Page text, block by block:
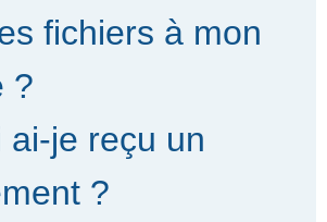
fichiers à mon
?
ai-je reçu un
?